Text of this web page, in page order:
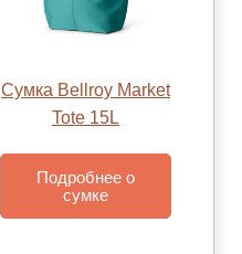
Сумка Bellroy Market
Tote 15L
Подробнее о
сумке